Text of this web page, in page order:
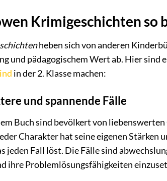
Krimigeschichten so
heben sich von anderen
und pädagogischem Wert ab. Hier sind
in der 2. Klasse machen:
und spannende Fälle
Buch sind bevölkert von
Charakter hat seine eigenen Stärken
jeden Fall löst. Die Fälle sind
ihre Problemlösungsfähigkeiten